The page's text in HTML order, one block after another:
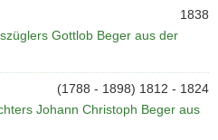
1838
Gottlob Beger aus der
(1788 - 1898) 1812 - 1824
Johann Christoph Beger aus